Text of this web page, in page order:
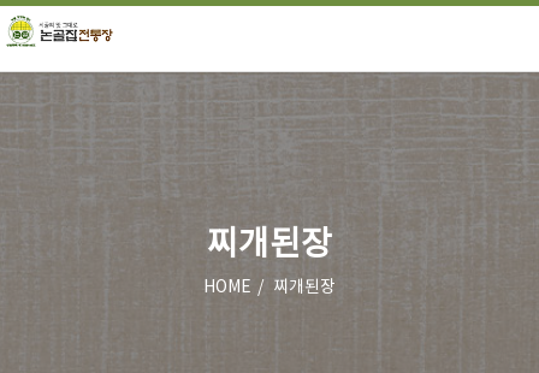
찌개된장
HOME 찌개된장